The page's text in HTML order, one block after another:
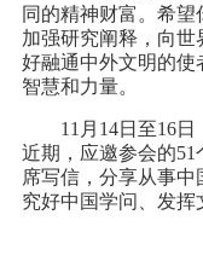
同的精神财富。希望
加强研究阐释，向世
好融通中外文明的使
智慧和力量。
11月14日至16日
近期，应邀参会的
席写信，分享从事
究好中国学问、发挥